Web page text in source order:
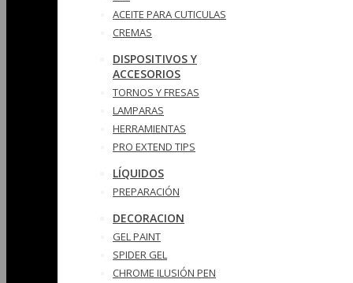
ACEITE PARA CUTICULAS
CREMAS
DISPOSITIVOS Y
ACCESORIOS
TORNOS Y FRESAS
LAMPARAS
HERRAMIENTAS
PRO EXTEND TIPS
LÍQUIDOS
PREPARACIÓN
DECORACION
GEL PAINT
SPIDER GEL
CHROME ILUSIÓN PEN